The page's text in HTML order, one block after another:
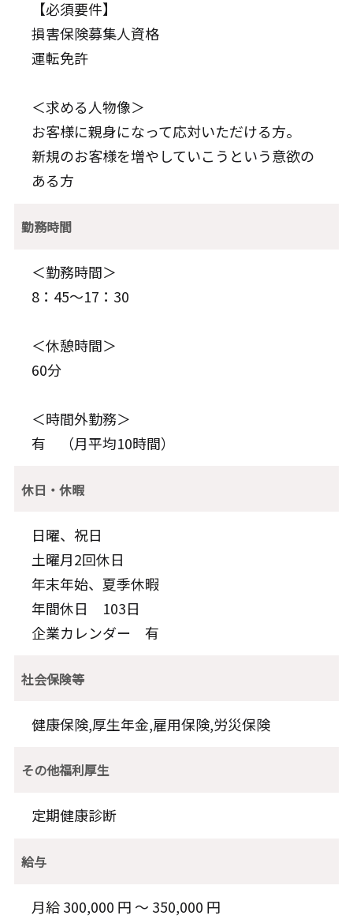
【必須要件】
損害保険募集人資格
運転免許
＜求める人物像＞
お客様に親身になって応対いただける方。
新規のお客様を増やしていこうという意欲の
ある方
勤務時間
＜勤務時間＞
8：45～17：30
＜休憩時間＞
60分
＜時間外勤務＞
有 （月平均10時間）
休日・休暇
日曜、祝日
土曜月2回休日
年末年始、夏季休暇
年間休日 103日
企業カレンダー 有
社会保険等
健康保険,厚生年金,雇用保険,労災保険
その他福利厚生
定期健康診断
給与
月給 300,000 円 〜 350,000 円